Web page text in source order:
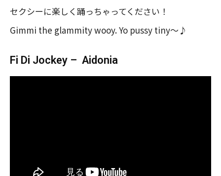
セクシーに楽しく踊っちゃってください！
Gimmi the glammity wooy. Yo pussy tiny〜♪
Fi Di Jockey – Aidonia